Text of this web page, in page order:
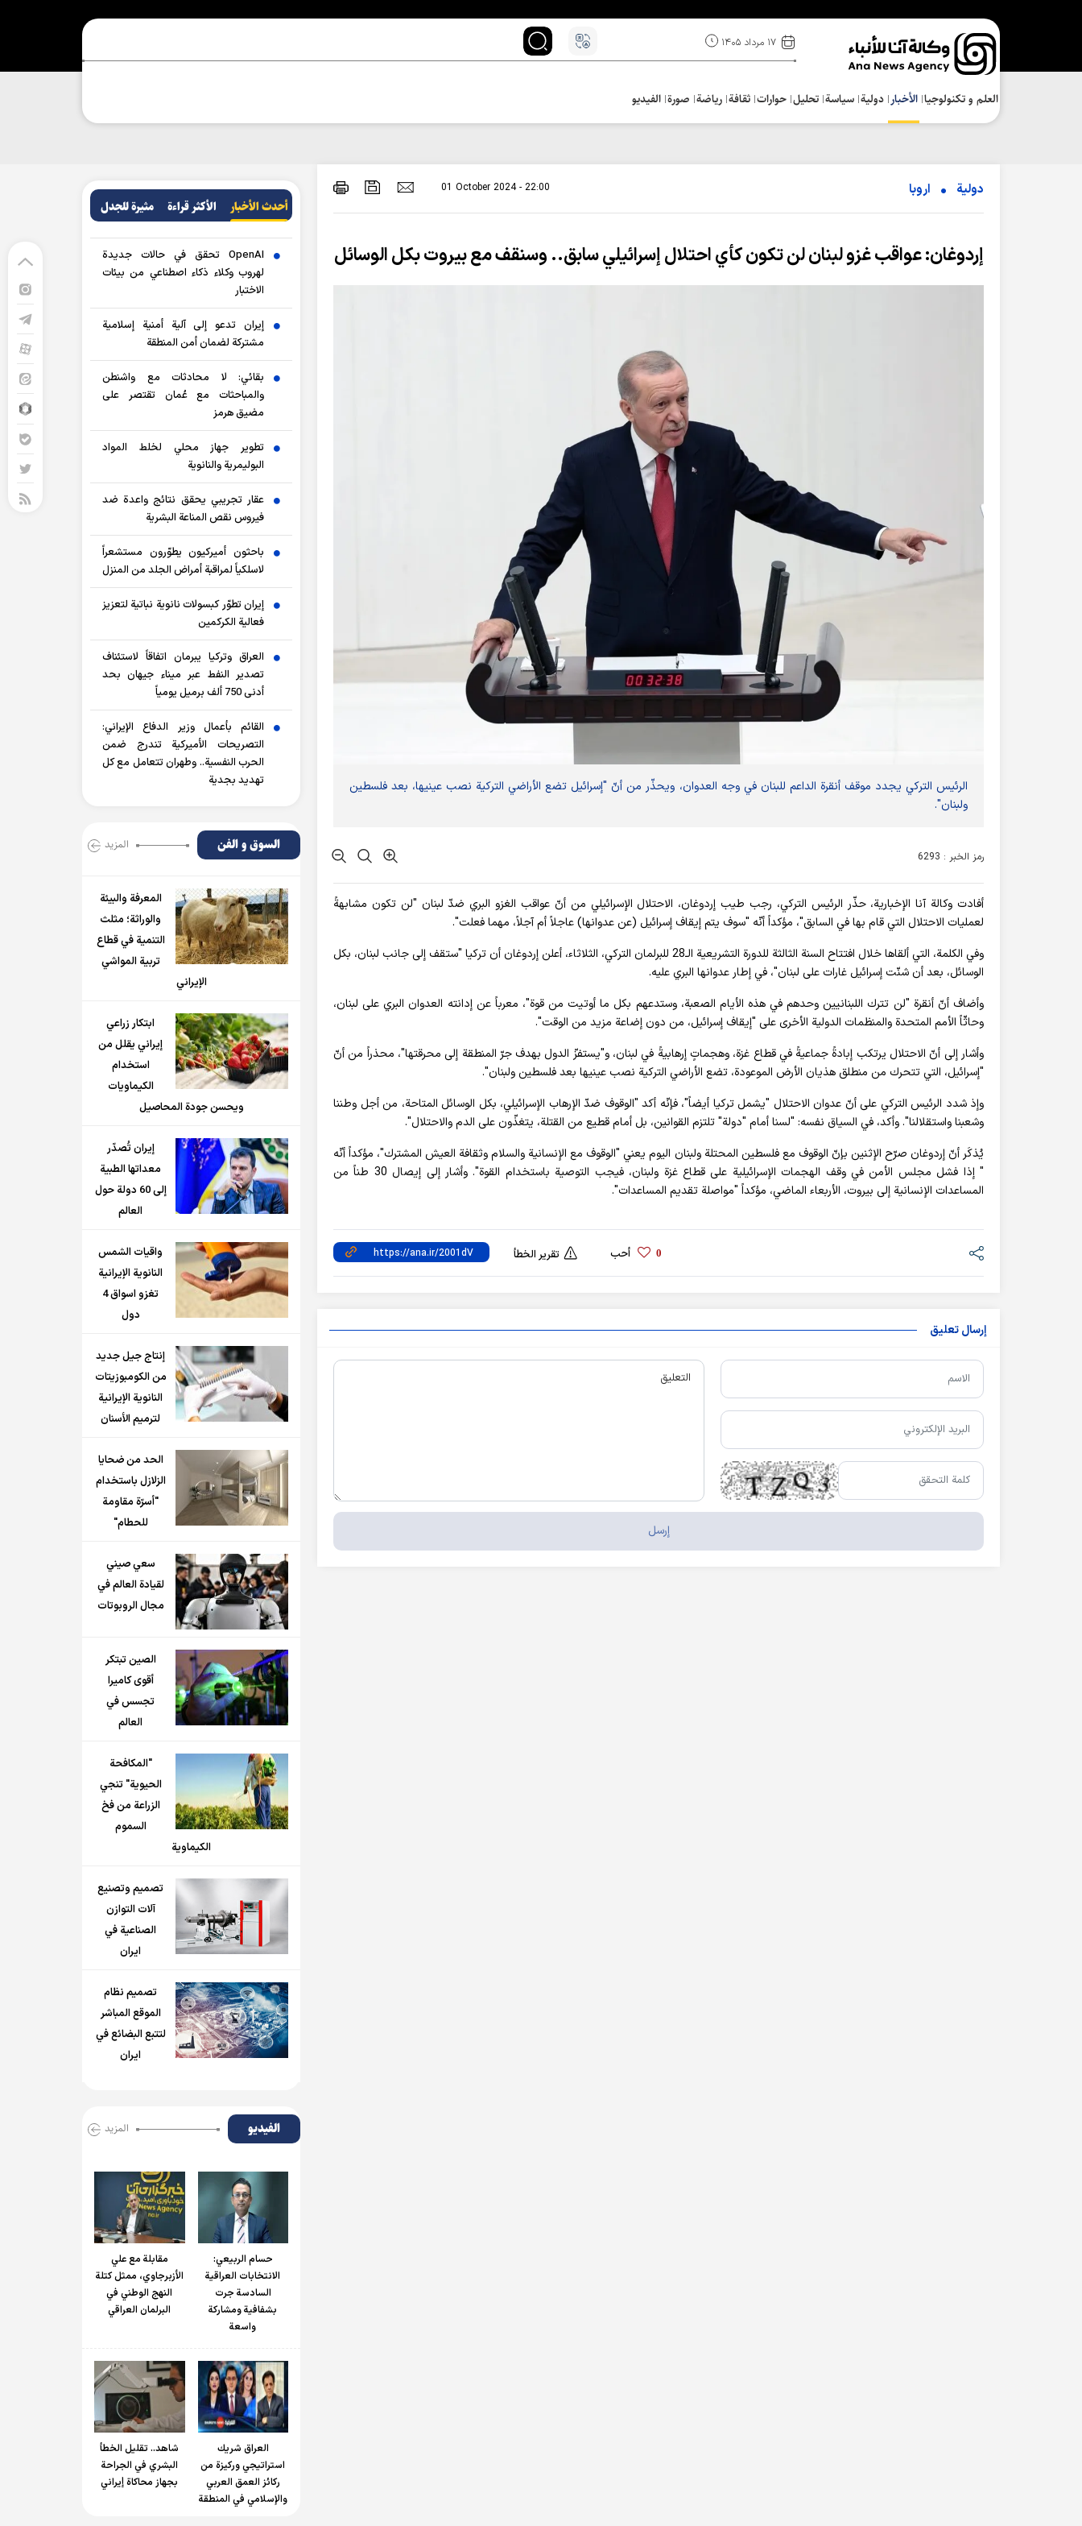
۱۷ مرداد ۱۴۰۵
العلم و تکنولوجیا الأخبار دولية سياسة تحلیل حوارات ثقافة رياضة صورة الفيديو
دولية اروبا 01 October 2024 - 22:00
إردوغان: عواقب غزو لبنان لن تكون كأي احتلال إسرائيلي سابق.. وسنقف مع بيروت بكل الوسائل
الرئيس التركي يجدد موقف أنقرة الداعم للبنان في وجه العدوان، ويحذّر من أنّ "إسرائيل تضع الأراضي التركية نصب عينيها، بعد فلسطين
ولبنان".
رمز الخبر : 6293
أفادت وکالة آنا الإخباریة، حذّر الرئيس التركي، رجب طيب إردوغان، الاحتلال الإسرائيلي من أنّ عواقب الغزو البري ضدّ لبنان "لن تكون مشابهةً
لعمليات الاحتلال التي قام بها في السابق"، مؤكداً أنّه "سوف يتم إيقاف إسرائيل (عن عدوانها) عاجلاً أم آجلاً، مهما فعلت".
وفي الكلمة، التي ألقاها خلال افتتاح السنة الثالثة للدورة التشريعية الـ28 للبرلمان التركي، الثلاثاء، أعلن إردوغان أن تركيا "ستقف إلى جانب لبنان، بكل
الوسائل، بعد أن شنّت إسرائيل غارات على لبنان"، في إطار عدوانها البري عليه.
وأضاف أنّ أنقرة "لن تترك اللبنانيين وحدهم في هذه الأيام الصعبة، وستدعهم بكل ما أوتيت من قوة"، معرباً عن إدانته العدوان البري على لبنان،
وحاثّاً الأمم المتحدة والمنظمات الدولية الأخرى على "إيقاف إسرائيل، من دون إضاعة مزيد من الوقت".
وأشار إلى أنّ الاحتلال يرتكب إبادةً جماعيةً في قطاع غزة، وهجماتٍ إرهابيةً في لبنان، و"يستفزّ الدول بهدف جرّ المنطقة إلى محرقتها"، محذراً من أنّ
"إسرائيل، التي تتحرك من منطلق هذيان الأرض الموعودة، تضع الأراضي التركية نصب عينيها بعد فلسطين ولبنان".
وإذ شدد الرئيس التركي على أنّ عدوان الاحتلال "يشمل تركيا أيضاً"، فإنّه أكد "الوقوف ضدّ الإرهاب الإسرائيلي، بكل الوسائل المتاحة، من أجل وطننا
وشعبنا واستقلالنا". وأكد، في السياق نفسه: "لسنا أمام "دولة" تلتزم القوانين، بل أمام قطيع من القتلة، يتغذّون على الدم والاحتلال".
يُذكَر أنّ إردوغان صرّح الإثنين بإنّ الوقوف مع فلسطين المحتلة ولبنان اليوم يعني "الوقوف مع الإنسانية والسلام وثقافة العيش المشترك"، مؤكداً أنّه
" إذا فشل مجلس الأمن في وقف الهجمات الإسرائيلية على قطاع غزة ولبنان، فيجب التوصية باستخدام القوة". وأشار إلى إيصال 30 طناً من
المساعدات الإنسانية إلى بيروت، الأربعاء الماضي، مؤكداً "مواصلة تقديم المساعدات".
0 أحب تقرير الخطأ
إرسال تعليق
أحدث الأخبار الأکثر قراءة مثيرة للجدل
OpenAI تحقق في حالات جديدة
لهروب وكلاء ذكاء اصطناعي من بيئات
الاختبار
إيران تدعو إلى آلية أمنية إسلامية
مشتركة لضمان أمن المنطقة
بقائي: لا محادثات مع واشنطن
والمباحثات مع عُمان تقتصر على
مضيق هرمز
تطوير جهاز محلي لخلط المواد
البوليمرية والنانوية
عقار تجريبي يحقق نتائج واعدة ضد
فيروس نقص المناعة البشرية
باحثون أميركيون يطوّرون مستشعراً
لاسلكياً لمراقبة أمراض الجلد من المنزل
إيران تطوّر كبسولات نانوية نباتية لتعزيز
فعالية الكركمين
العراق وتركيا يبرمان اتفاقاً لاستئناف
تصدير النفط عبر ميناء جيهان بحد
أدنى 750 ألف برميل يومياً
القائم بأعمال وزير الدفاع الإيراني:
التصريحات الأميركية تندرج ضمن
الحرب النفسية.. وطهران تتعامل مع كل
تهديد بجدية
السوق و الفن المزید
المعرفة والبيئة
والوراثة؛ مثلث
التنمية في قطاع
تربية المواشي
الإيراني
ابتكار زراعي
إيراني يقلل من
استخدام
الكيماويات
ويحسن جودة المحاصيل
إيران تُصدّر
معداتها الطبية
إلى 60 دولة حول
العالم
واقيات الشمس
النانوية الإيرانية
تغزو اسواق 4
دول
إنتاج جيل جديد
من الكومبوزيتات
النانوية الإيرانية
لترميم الأسنان
الحد من ضحايا
الزلازل باستخدام
"أسرّة مقاومة
للحطام"
سعي صيني
لقيادة العالم في
مجال الروبوتات
الصين تبتكر
أقوى كاميرا
تجسس في
العالم
"المكافحة
الحيوية" تنجي
الزراعة من فخ
السموم
الكيماوية
تصميم وتصنيع
آلات التوازن
الصناعية في
ايران
تصميم نظام
الموقع المباشر
لتتبع البضائع في
ايران
الفیدیو المزید
حسام الربیعي:
الانتخابات العراقية
السادسة جرت
بشفافية ومشاركة
واسعة
مقابلة مع علي
الأزبرجاوي، ممثل كتلة
النهج الوطني في
البرلمان العراقي
العراق شريك
استراتيجي وركيزة من
ركائز العمق العربي
والإسلامي في المنطقة
شاهد.. تقليل الخطأ
البشري في الجراحة
بجهاز محاكاة إيراني